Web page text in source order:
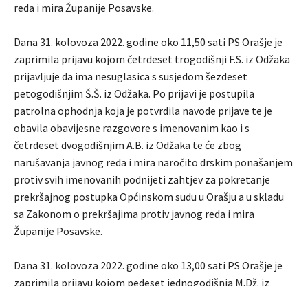
reda i mira Županije Posavske.
Dana 31. kolovoza 2022. godine oko 11,50 sati PS Orašje je
zaprimila prijavu kojom četrdeset trogodišnji F.S. iz Odžaka
prijavljuje da ima nesuglasica s susjedom šezdeset
petogodišnjim Š.Š. iz Odžaka. Po prijavi je postupila
patrolna ophodnja koja je potvrdila navode prijave te je
obavila obavijesne razgovore s imenovanim kao i s
četrdeset dvogodišnjim A.B. iz Odžaka te će zbog
narušavanja javnog reda i mira naročito drskim ponašanjem
protiv svih imenovanih podnijeti zahtjev za pokretanje
prekršajnog postupka Općinskom sudu u Orašju a u skladu
sa Zakonom o prekršajima protiv javnog reda i mira
Županije Posavske.
Dana 31. kolovoza 2022. godine oko 13,00 sati PS Orašje je
zaprimila prijavu kojom pedeset jednogodišnja M.Dž. iz